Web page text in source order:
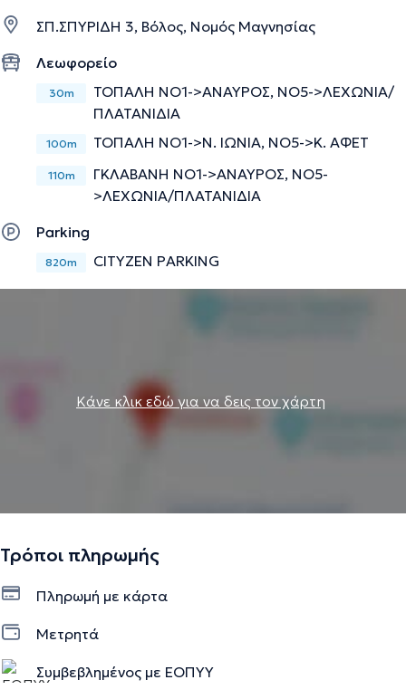
ΣΠ.ΣΠΥΡΙΔΗ 3, Βόλος, Νομός Μαγνησίας
Λεωφορείο
30m
ΤΟΠΑΛΗ ΝΟ1->ΑΝΑΥΡΟΣ, ΝΟ5->ΛΕΧΩΝΙΑ/
ΠΛΑΤΑΝΙΔΙΑ
100m ΤΟΠΑΛΗ ΝΟ1->Ν. ΙΩΝΙΑ, ΝΟ5->Κ. ΑΦΕΤ
110m
ΓΚΛΑΒΑΝΗ ΝΟ1->ΑΝΑΥΡΟΣ, ΝΟ5-
>ΛΕΧΩΝΙΑ/ΠΛΑΤΑΝΙΔΙΑ
Parking
820m CITYZEN PARKING
Κάνε κλικ εδώ για να δεις τον χάρτη
Τρόποι πληρωμής
Πληρωμή με κάρτα
Μετρητά
Συμβεβλημένος με ΕΟΠΥΥ